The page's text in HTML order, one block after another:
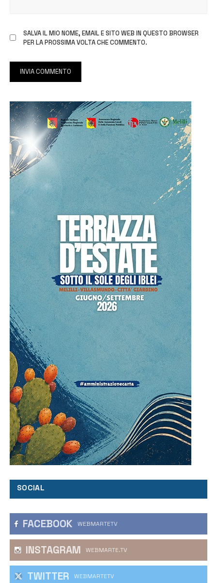
SALVA IL MIO NOME, EMAIL E SITO WEB IN QUESTO BROWSER
PER LA PROSSIMA VOLTA CHE COMMENTO.
SOCIAL
FACEBOOK WEBMARTETV
INSTAGRAM WEBMARTE.TV
TWITTER WEBMARTETV